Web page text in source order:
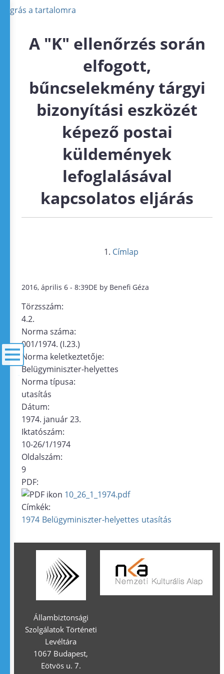
Ugrás a tartalomra
A "K" ellenőrzés során
elfogott,
bűncselekmény tárgyi
bizonyítási eszközét
képező postai
küldemények
lefoglalásával
kapcsolatos eljárás
Címlap
2016, április 6 - 8:39DE by Benefi Géza
Törzsszám:
4.2.
Norma száma:
001/1974. (I.23.)
Norma keletkeztetője:
Belügyminiszter-helyettes
Norma típusa:
utasítás
Dátum:
1974. január 23.
Iktatószám:
10-26/1/1974
Oldalszám:
9
PDF:
10_26_1_1974.pdf
Címkék:
1974 Belügyminiszter-helyettes utasítás
Állambiztonsági
Szolgálatok Történeti
Levéltára
1067 Budapest,
Eötvös u. 7.